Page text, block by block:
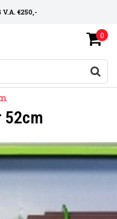
V.A. €250,-
0
52cm